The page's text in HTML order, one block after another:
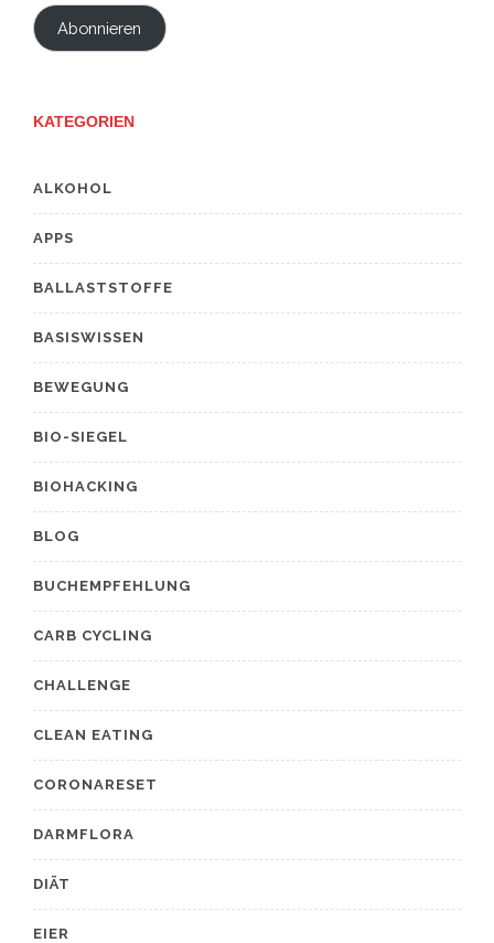
Adresse
Abonnieren
KATEGORIEN
ALKOHOL
APPS
BALLASTSTOFFE
BASISWISSEN
BEWEGUNG
BIO-SIEGEL
BIOHACKING
BLOG
BUCHEMPFEHLUNG
CARB CYCLING
CHALLENGE
CLEAN EATING
CORONARESET
DARMFLORA
DIÄT
EIER